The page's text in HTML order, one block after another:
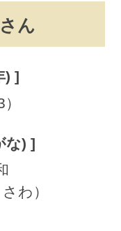
ん
わ）